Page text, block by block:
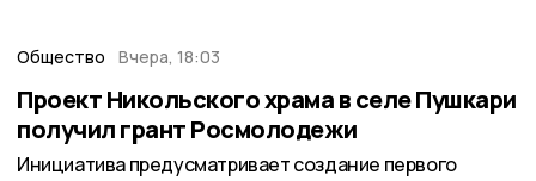
Общество Вчера, 18:03
Проект Никольского храма в селе Пушкари
получил грант Росмолодежи
Инициатива предусматривает создание первого